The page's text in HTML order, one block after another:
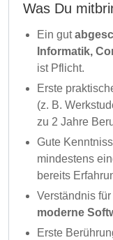
Was Du
Ein gut
Informatik,
ist Pflicht.
Erste
(z. B.
zu 2 Jahre
Gute
mindestens
bereits
Verständnis für
moderne
Erste